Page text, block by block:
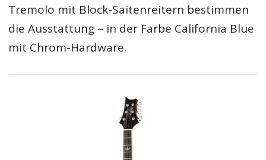
Tremolo mit Block-Saitenreitern bestimmen
die Ausstattung – in der Farbe California Blue
mit Chrom-Hardware.